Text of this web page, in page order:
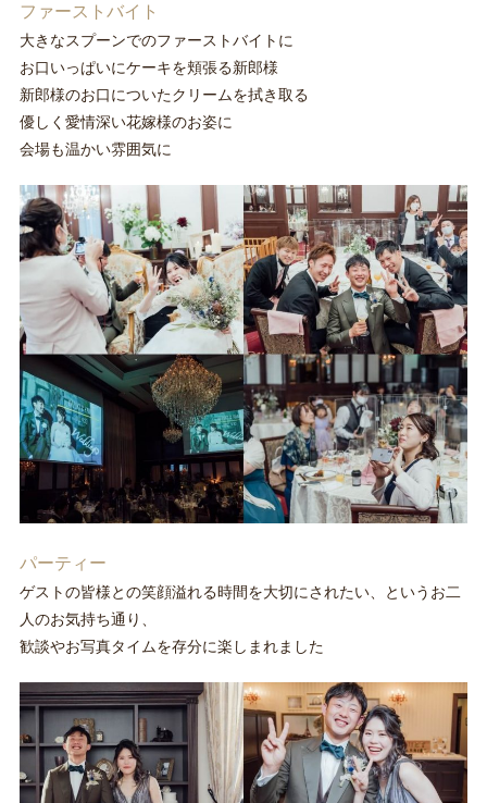
ファーストバイト
大きなスプーンでのファーストバイトに
お口いっぱいにケーキを頬張る新郎様
新郎様のお口についたクリームを拭き取る
優しく愛情深い花嫁様のお姿に
会場も温かい雰囲気に
パーティー
ゲストの皆様との笑顔溢れる時間を大切にされたい、というお二
人のお気持ち通り、
歓談やお写真タイムを存分に楽しまれました